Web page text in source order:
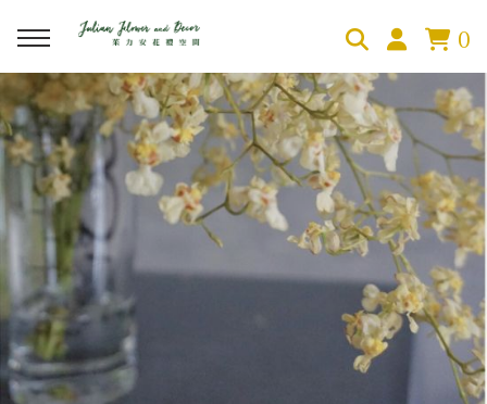
0
回主選單
關於茱力安
About Julian
服務內容
回主選單
花禮商店
茱力安花禮
傢飾品
回主選單
空間陳設
知名建案案例
商業空間佈置
空間擺拍佈置